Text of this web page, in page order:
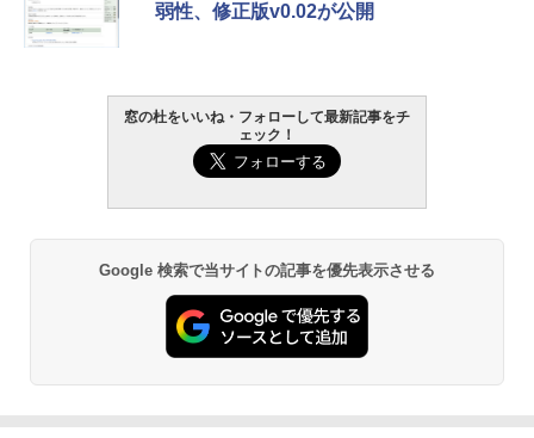
弱性、修正版v0.02が公開
窓の杜をいいね・フォローして最新記事をチ
ェック！
Google 検索で当サイトの記事を優先表示させる